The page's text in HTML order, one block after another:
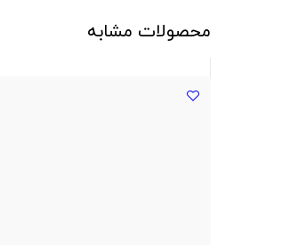
محصولات مشابه